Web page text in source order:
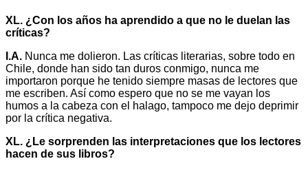
XL. ¿Con los años ha aprendido a que no le duelan las
críticas?
I.A. Nunca me dolieron. Las críticas literarias, sobre todo en
Chile, donde han sido tan duros conmigo, nunca me
importaron porque he tenido siempre masas de lectores que
me escriben. Así como espero que no se me vayan los
humos a la cabeza con el halago, tampoco me dejo deprimir
por la crítica negativa.
XL. ¿Le sorprenden las interpretaciones que los lectores
hacen de sus libros?